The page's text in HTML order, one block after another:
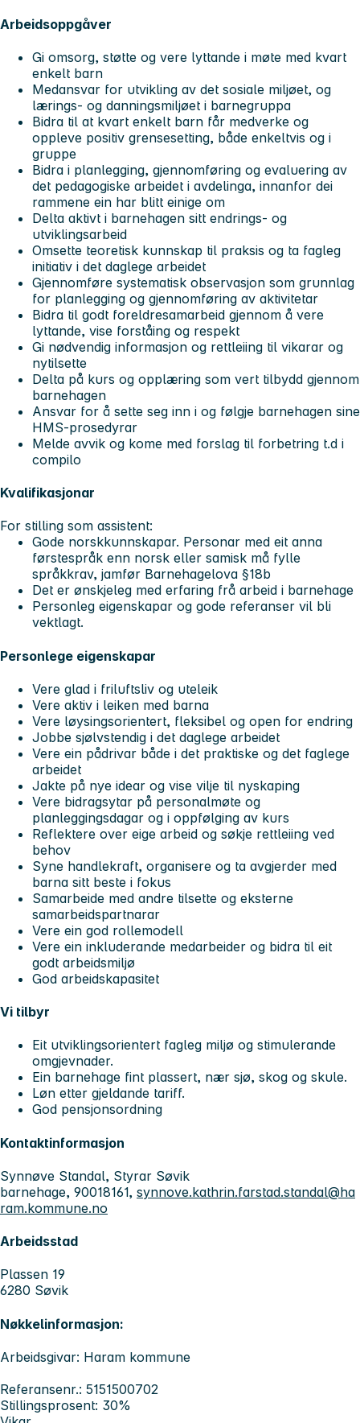
Arbeidsoppgåver
Gi omsorg, støtte og vere lyttande i møte med kvart
enkelt barn
Medansvar for utvikling av det sosiale miljøet, og
lærings- og danningsmiljøet i barnegruppa
Bidra til at kvart enkelt barn får medverke og
oppleve positiv grensesetting, både enkeltvis og i
gruppe
Bidra i planlegging, gjennomføring og evaluering av
det pedagogiske arbeidet i avdelinga, innanfor dei
rammene ein har blitt einige om
Delta aktivt i barnehagen sitt endrings- og
utviklingsarbeid
Omsette teoretisk kunnskap til praksis og ta fagleg
initiativ i det daglege arbeidet
Gjennomføre systematisk observasjon som grunnlag
for planlegging og gjennomføring av aktivitetar
Bidra til godt foreldresamarbeid gjennom å vere
lyttande, vise forståing og respekt
Gi nødvendig informasjon og rettleiing til vikarar og
nytilsette
Delta på kurs og opplæring som vert tilbydd gjennom
barnehagen
Ansvar for å sette seg inn i og følgje barnehagen sine
HMS-prosedyrar
Melde avvik og kome med forslag til forbetring t.d i
compilo
Kvalifikasjonar
For stilling som assistent:
Gode norskkunnskapar. Personar med eit anna
førstespråk enn norsk eller samisk må fylle
språkkrav, jamfør Barnehagelova §18b
Det er ønskjeleg med erfaring frå arbeid i barnehage
Personleg eigenskapar og gode referanser vil bli
vektlagt.
Personlege eigenskapar
Vere glad i friluftsliv og uteleik
Vere aktiv i leiken med barna
Vere løysingsorientert, fleksibel og open for endring
Jobbe sjølvstendig i det daglege arbeidet
Vere ein pådrivar både i det praktiske og det faglege
arbeidet
Jakte på nye idear og vise vilje til nyskaping
Vere bidragsytar på personalmøte og
planleggingsdagar og i oppfølging av kurs
Reflektere over eige arbeid og søkje rettleiing ved
behov
Syne handlekraft, organisere og ta avgjerder med
barna sitt beste i fokus
Samarbeide med andre tilsette og eksterne
samarbeidspartnarar
Vere ein god rollemodell
Vere ein inkluderande medarbeider og bidra til eit
godt arbeidsmiljø
God arbeidskapasitet
Vi tilbyr
Eit utviklingsorientert fagleg miljø og stimulerande
omgjevnader.
Ein barnehage fint plassert, nær sjø, skog og skule.
Løn etter gjeldande tariff.
God pensjonsordning
Kontaktinformasjon
Synnøve Standal, Styrar Søvik
barnehage, 90018161, synnove.kathrin.farstad.standal@ha
ram.kommune.no
Arbeidsstad
Plassen 19
6280 Søvik
Nøkkelinformasjon:
Arbeidsgivar: Haram kommune
Referansenr.: 5151500702
Stillingsprosent: 30%